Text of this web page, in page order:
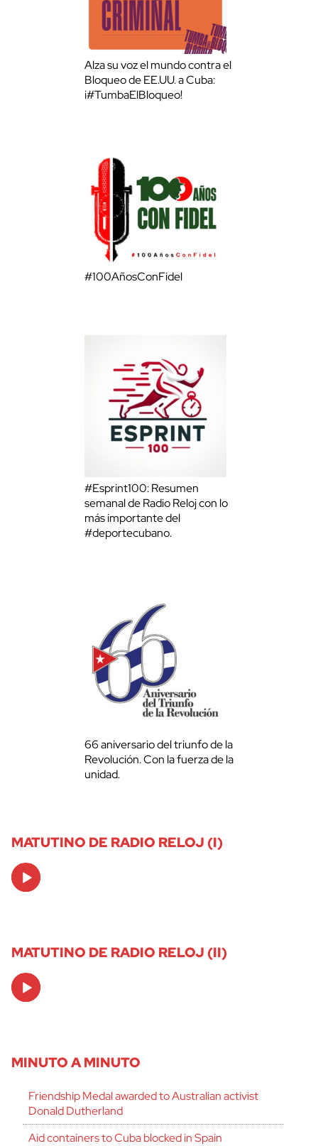
Alza su voz el mundo contra el
Bloqueo de EE.UU. a Cuba:
¡#TumbaElBloqueo!
#100AñosConFidel
#Esprint100: Resumen
semanal de Radio Reloj con lo
más importante del
#deportecubano.
66 aniversario del triunfo de la
Revolución. Con la fuerza de la
unidad.
MATUTINO DE RADIO RELOJ (I)
Audio
Player
MATUTINO DE RADIO RELOJ (II)
Audio
Player
MINUTO A MINUTO
Friendship Medal awarded to Australian activist
Donald Dutherland
Aid containers to Cuba blocked in Spain